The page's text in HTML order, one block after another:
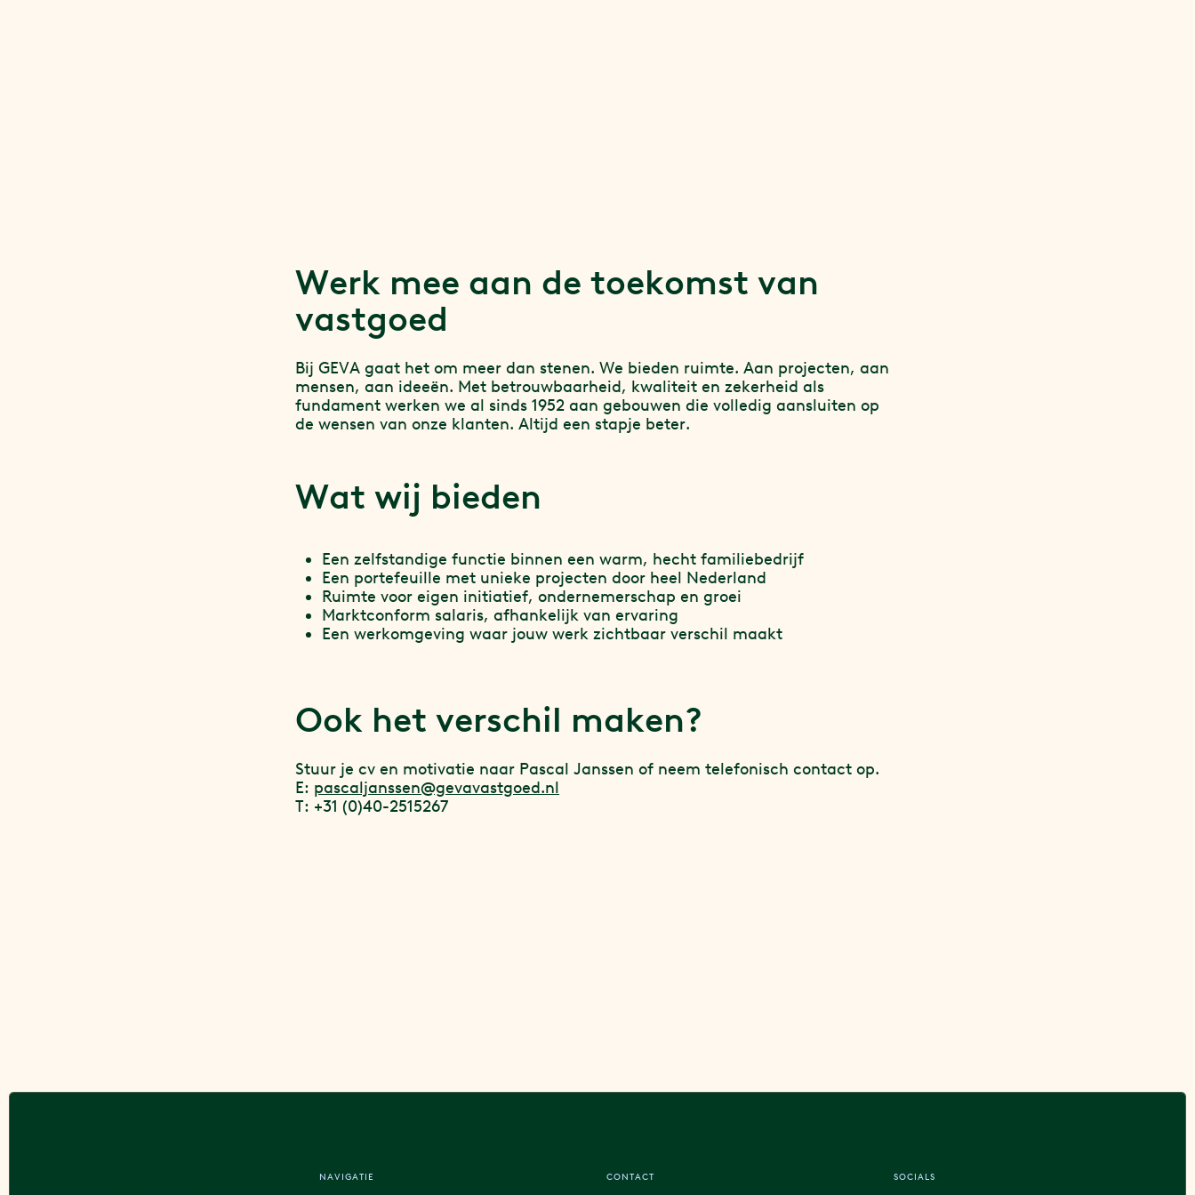
Werk mee aan de toekomst van
vastgoed
Bij GEVA gaat het om meer dan stenen. We bieden ruimte. Aan projecten, aan
mensen, aan ideeën. Met betrouwbaarheid, kwaliteit en zekerheid als
fundament werken we al sinds 1952 aan gebouwen die volledig aansluiten op
de wensen van onze klanten. Altijd een stapje beter.
Wat wij bieden
Een zelfstandige functie binnen een warm, hecht familiebedrijf
Een portefeuille met unieke projecten door heel Nederland
Ruimte voor eigen initiatief, ondernemerschap en groei
Marktconform salaris, afhankelijk van ervaring
Een werkomgeving waar jouw werk zichtbaar verschil maakt
Ook het verschil maken?
Stuur je cv en motivatie naar Pascal Janssen of neem telefonisch contact op.
E: pascaljanssen@gevavastgoed.nl
T: +31 (0)40-2515267
NAVIGATIE CONTACT SOCIALS